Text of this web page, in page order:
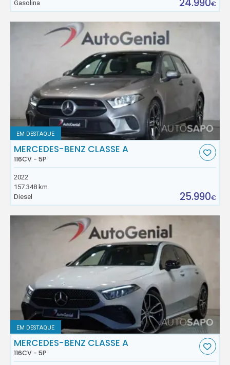
Gasolina 24.990€
EM DESTAQUE
MERCEDES-BENZ CLASSE A
116CV - 5P
2022
157.348 km
Diesel
25.990€
EM DESTAQUE
MERCEDES-BENZ CLASSE A
116CV - 5P